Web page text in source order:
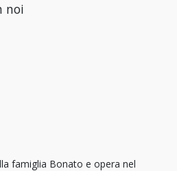
noi
famiglia Bonato e opera nel